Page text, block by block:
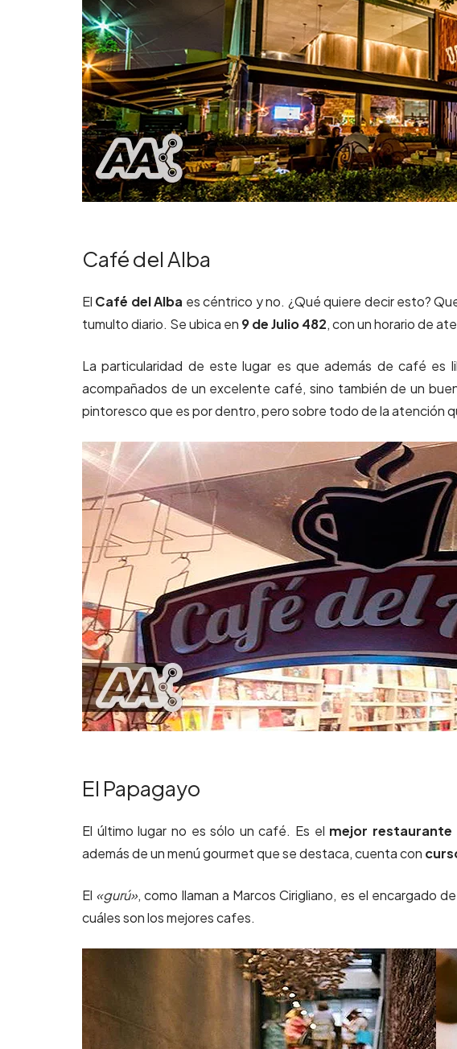
Café del Alba
El Café del Alba es céntrico y no. ¿Qué quiere decir esto?
tumulto diario. Se ubica en 9 de Julio 482, con un horario de
La particularidad de este lugar es que además de café es
acompañados de un excelente café, sino también de un
pintoresco que es por dentro, pero sobre todo de la atención
El Papagayo
El último lugar no es sólo un café. Es el mejor restaurante
además de un menú gourmet que se destaca, cuenta con
El «gurú», como llaman a Marcos Cirigliano, es el encargado
cuáles son los mejores cafes.